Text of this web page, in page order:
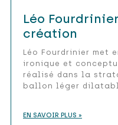
Léo
création
Léo Fourdrinier met
ironique et
réalisé dans la
ballon léger
EN SAVOIR PLUS »